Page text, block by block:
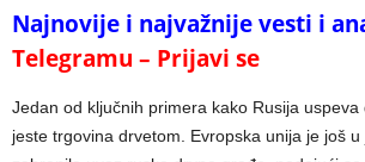
Najnovije i najvažnije vesti i
Telegramu – Prijavi se
Jedan od ključnih primera kako Rusija
jeste trgovina drvetom. Evropska unija je još